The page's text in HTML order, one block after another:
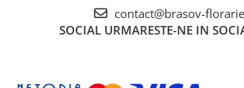
contact@brasov-
SOCIAL URMARESTE-NE IN